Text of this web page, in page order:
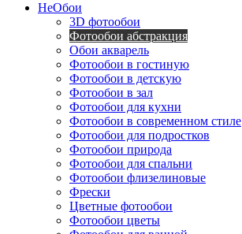
НеОбои
3D фотообои
Фотообои абстракция
Обои акварель
Фотообои в гостиную
Фотообои в детскую
Фотообои в зал
Фотообои для кухни
Фотообои в современном стиле
Фотообои для подростков
Фотообои природа
Фотообои для спальни
Фотообои флизелиновые
Фрески
Цветные фотообои
Фотообои цветы